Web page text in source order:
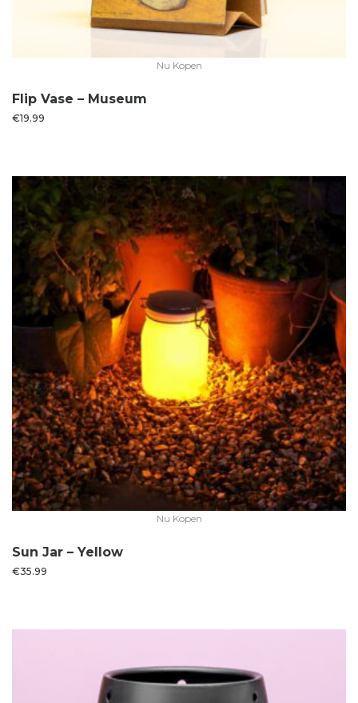
Nu Kopen
Flip Vase – Museum
€19.99
Nu Kopen
Sun Jar – Yellow
€35.99